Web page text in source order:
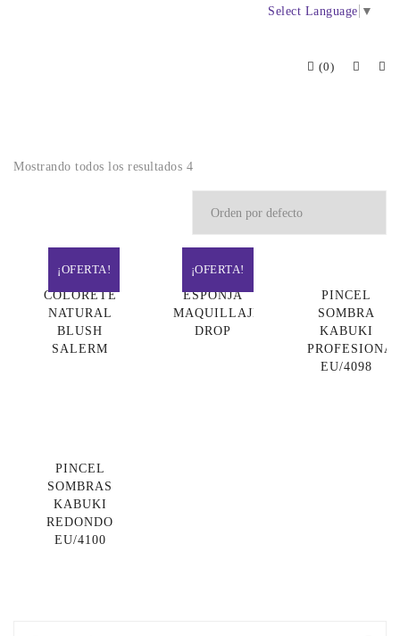
Select Language ▼
(0)
Mostrando todos los resultados 4
¡OFERTA!
COLORETE
NATURAL
BLUSH
SALERM
¡OFERTA!
ESPONJA
MAQUILLAJE
DROP
PINCEL
SOMBRA
KABUKI
EU/4098
PINCEL
SOMBRAS
KABUKI
REDONDO
EU/4100